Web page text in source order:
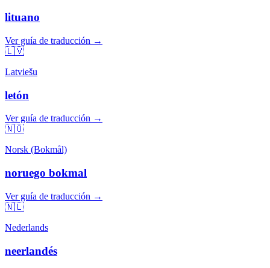
lituano
Ver guía de traducción →
🇱🇻
Latviešu
letón
Ver guía de traducción →
🇳🇴
Norsk (Bokmål)
noruego bokmal
Ver guía de traducción →
🇳🇱
Nederlands
neerlandés